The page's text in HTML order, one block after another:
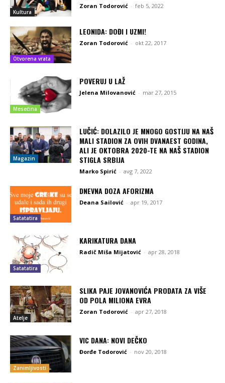
Kultura
Zoran Todorović - feb 5, 2022
Otvorena vrata
LEONIDA: DOĐI I UZMI!
Zoran Todorović - okt 22, 2017
Mesečina
POVERUJ U LAŽ
Jelena Milovanović - mar 27, 2015
Magazin
LUČIĆ: DOLAZILO JE MNOGO GOSTIJU NA NAŠ
MALI STADION ZA OVIH DVANAEST GODINA,
ALI JE OKTOBRA 2020-TE NA NAŠ STADION
STIGLA SRBIJA
Marko Spirić - avg 7, 2022
Satatatira
DNEVNA DOZA AFORIZMA
Deana Sailović - apr 19, 2017
Satatatira
KARIKATURA DANA
Radič Miša Mijatović - apr 28, 2018
Atelje
SLIKA PAJE JOVANOVIĆA PRODATA ZA VIŠE
OD POLA MILIONA EVRA
Zoran Todorović - apr 27, 2018
Zanimljivosti
VIC DANA: NOVI DEČKO
Đorđe Todorović - nov 20, 2018